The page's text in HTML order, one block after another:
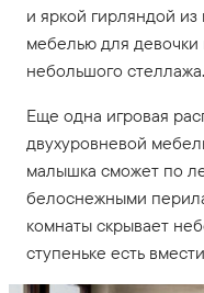
и яркой гирляндой
мебелью для
небольшого стеллажа.
Еще одна игровая
двухуровневой
малышка сможет по
белоснежными
комнаты скрывает
ступеньке есть